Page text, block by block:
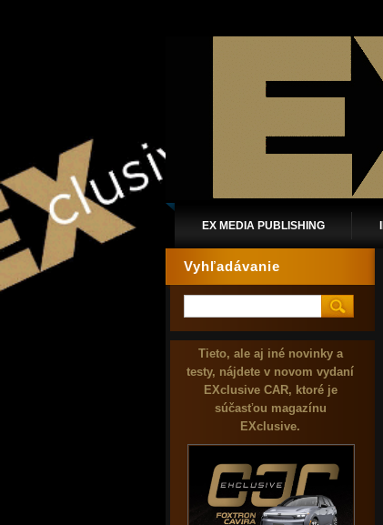
EX MEDIA PUBLISHING
Vyhľadávanie
Tieto, ale aj iné novinky a
testy, nájdete v novom vydaní
EXclusive CAR, ktoré je
súčasťou magazínu
EXclusive.